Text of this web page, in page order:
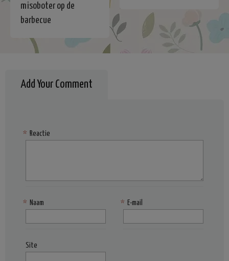
misoboter op de
barbecue
Add Your Comment
Reactie
*
Naam
* E-mail
*
Site